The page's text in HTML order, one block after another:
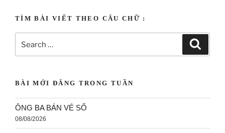
TÌM BÀI VIẾT THEO CÂU CHỮ :
BÀI MỚI ĐĂNG TRONG TUẦN
ÔNG BA BÁN VÉ SỐ
08/08/2026